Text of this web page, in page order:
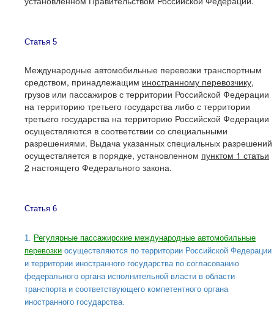
Статья 5
Международные автомобильные перевозки транспортным
средством, принадлежащим иностранному перевозчику,
грузов или пассажиров с территории Российской Федерации
на территорию третьего государства либо с территории
третьего государства на территорию Российской Федерации
осуществляются в соответствии со специальными
разрешениями. Выдача указанных специальных разрешений
осуществляется в порядке, установленном пунктом 1 статьи
2 настоящего Федерального закона.
Статья 6
1. Регулярные пассажирские международные автомобильные
перевозки осуществляются по территории Российской Федерации
и территории иностранного государства по согласованию
федерального органа исполнительной власти в области
транспорта и соответствующего компетентного органа
иностранного государства.